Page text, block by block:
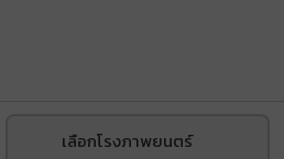
เลือกโรงภาพยนตร์